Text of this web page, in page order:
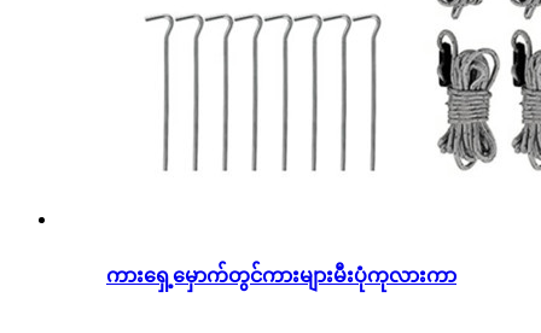
ကားရှေ့မှောက်တွင်ကားများမီးပုံကုလားကာ